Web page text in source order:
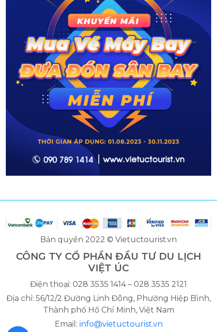
Bản quyền 2022 © Vietuctourist.vn
CÔNG TY CỔ PHẦN ĐẦU TƯ DU LỊCH
VIỆT ÚC
Điện thoại: 028 3535 1414 – 028 3535 2121
Địa chỉ: 56/12/2 Đường Linh Đông, Phường Hiệp Bình,
Thành phố Hồ Chí Minh, Việt Nam
Email: info@vietuctourist.vn